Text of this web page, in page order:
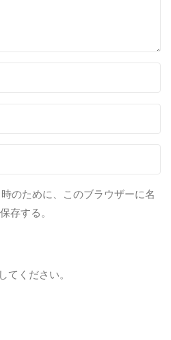
のために、このブラウザーに名
存する。
てください。